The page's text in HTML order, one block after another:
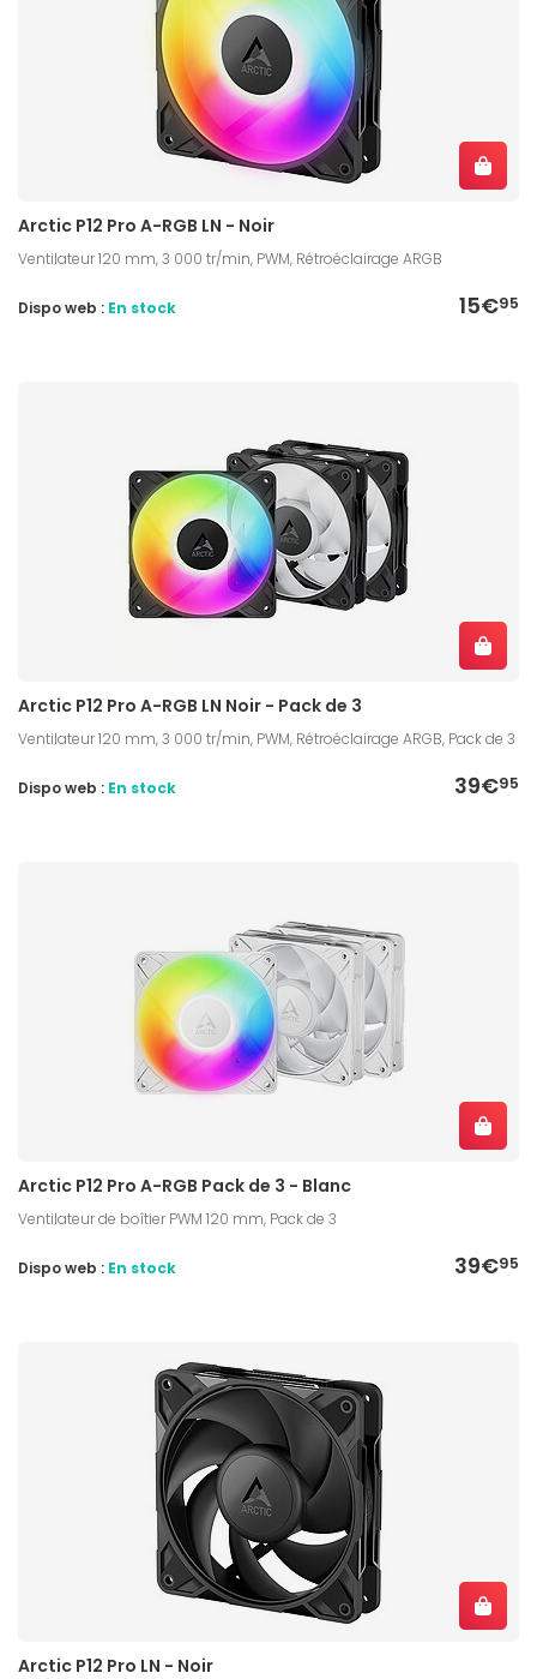
Arctic P12 Pro A-RGB LN - Noir
Ventilateur 120 mm, 3 000 tr/min, PWM, Rétroéclairage ARGB
15€95
Dispo web : En stock
Arctic P12 Pro A-RGB LN Noir - Pack de 3
Ventilateur 120 mm, 3 000 tr/min, PWM, Rétroéclairage ARGB, Pack de 3
39€95
Dispo web : En stock
Arctic P12 Pro A-RGB Pack de 3 - Blanc
Ventilateur de boîtier PWM 120 mm, Pack de 3
39€95
Dispo web : En stock
Arctic P12 Pro LN - Noir